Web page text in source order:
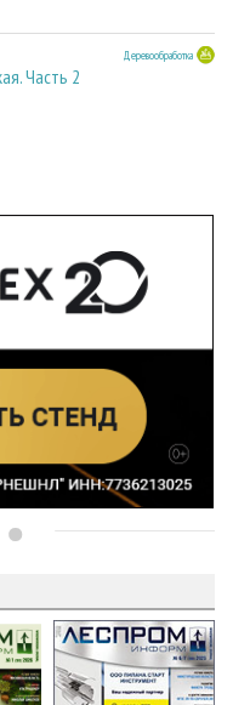
Деревообработка
Часть 2